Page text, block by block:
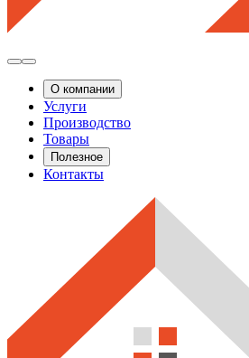
О компании
Услуги
Производство
Товары
Полезное
Контакты